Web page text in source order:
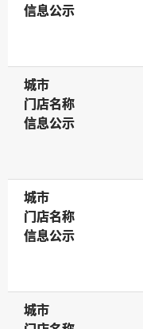
信息公示
信息公示
城市
城市
门店名称
门店名称
信息公示
信息公示
城市
城市
门店名称
门店名称
信息公示
信息公示
城市
城市